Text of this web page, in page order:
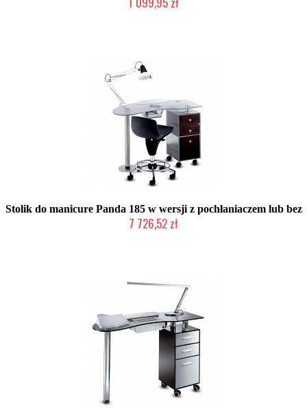
Stolik do manicure Panda 185 w wersji z pochłaniaczem lub bez
7 726,52 zł